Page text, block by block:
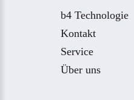
b4 Technologie
Kontakt
Service
Über uns